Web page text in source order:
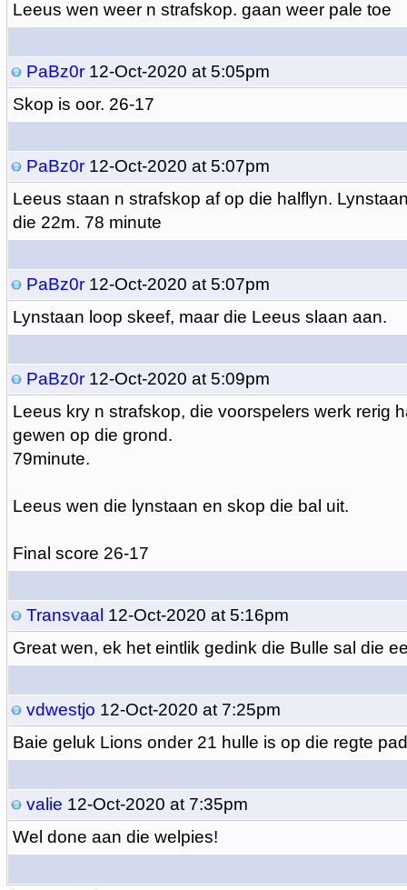
Leeus wen weer n strafskop. gaan weer pale toe
PaBz0r12-Oct-2020 at 5:05pm
Skop is oor. 26-17
PaBz0r12-Oct-2020 at 5:07pm
Leeus staan n strafskop af op die halflyn.
die 22m. 78 minute
PaBz0r12-Oct-2020 at 5:07pm
Lynstaan loop skeef, maar die Leeus slaan aan.
PaBz0r12-Oct-2020 at 5:09pm
Leeus kry n strafskop, die voorspelers werk rerig
gewen op die grond.
79minute.
Leeus wen die lynstaan en skop die bal uit.
Final score 26-17
Transvaal 12-Oct-2020 at 5:16pm
Great wen, ek het eintlik gedink die Bulle sal die
vdwestjo 12-Oct-2020 at 7:25pm
Baie geluk Lions onder 21 hulle is op die regte
valie 12-Oct-2020 at 7:35pm
Wel done aan die welpies!